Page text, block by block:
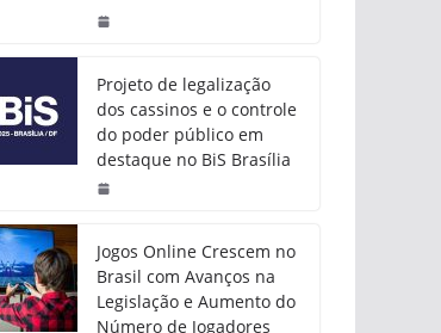
Projeto de legalização
dos cassinos e o controle
do poder público em
destaque no BiS Brasília
Jogos Online Crescem no
Brasil com Avanços na
Legislação e Aumento do
Número de Jogadores